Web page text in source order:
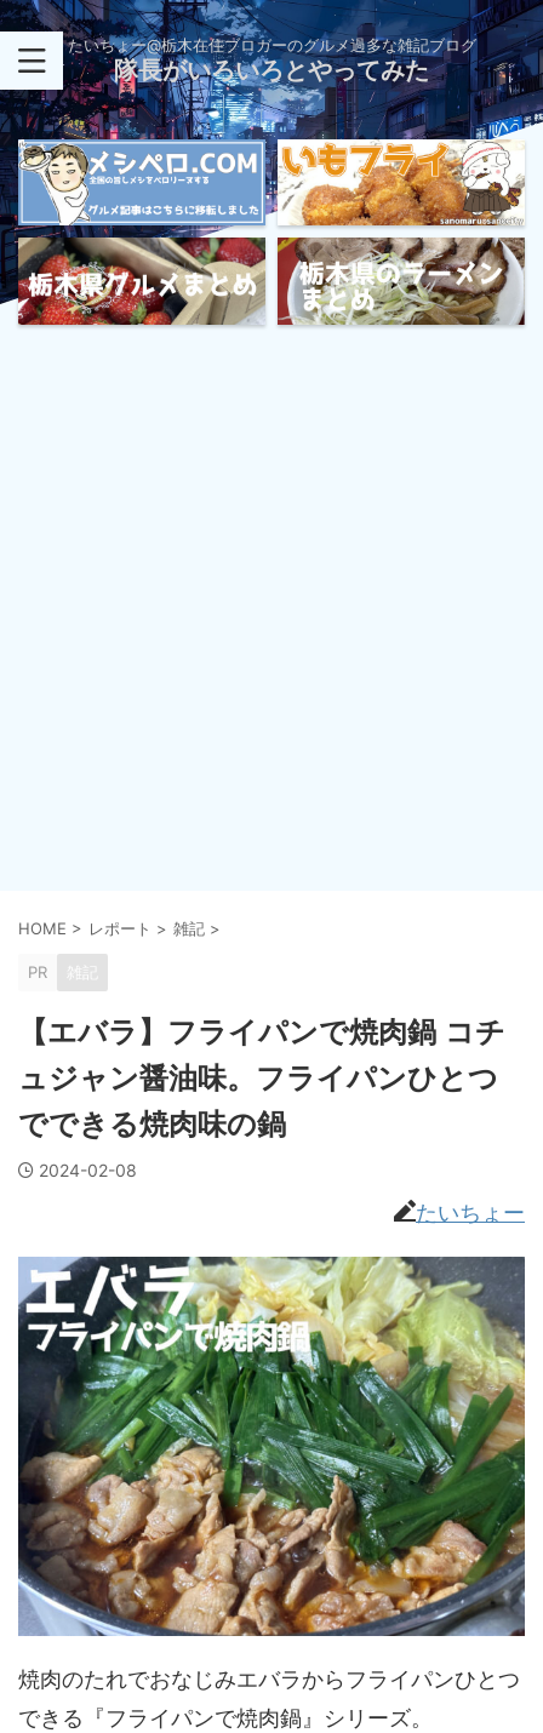
たいちょー@栃木在住ブロガーのグルメ過多な雑記ブログ
隊長がいろいろとやってみた
HOME > レポート > 雑記 >
PR 雑記
【エバラ】フライパンで焼肉鍋 コチ
ュジャン醤油味。フライパンひとつ
でできる焼肉味の鍋
2024-02-08
たいちょー
焼肉のたれでおなじみエバラからフライパンひとつ
できる『フライパンで焼肉鍋』シリーズ。